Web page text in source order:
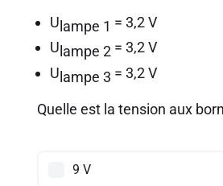
Ulampe 1 = 3,2 V
U lampe 2 = 3,2 V
Ulampe 3 = 3,2 V
Quelle est la tension aux
9 V